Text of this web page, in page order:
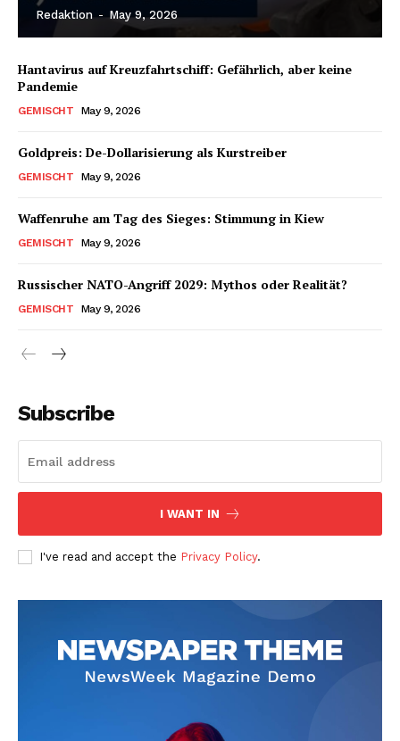
Redaktion - May 9, 2026
Hantavirus auf Kreuzfahrtschiff: Gefährlich, aber keine
Pandemie
GEMISCHT May 9, 2026
Goldpreis: De-Dollarisierung als Kurstreiber
GEMISCHT May 9, 2026
Waffenruhe am Tag des Sieges: Stimmung in Kiew
GEMISCHT May 9, 2026
Russischer NATO-Angriff 2029: Mythos oder Realität?
GEMISCHT May 9, 2026
Subscribe
I WANT IN
I've read and accept the Privacy Policy.